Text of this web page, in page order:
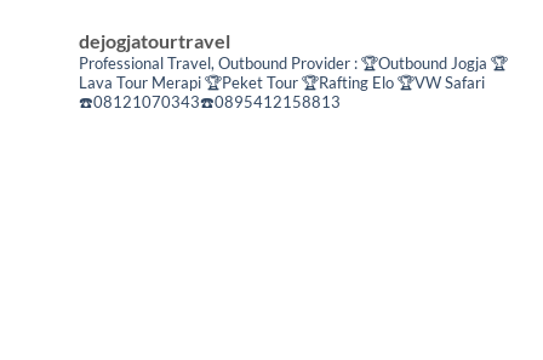
dejogjatourtravel
Professional Travel, Outbound Provider :🏆Outbound Jogja 🏆
Lava Tour Merapi🏆Peket Tour🏆Rafting Elo🏆VW Safari
☎️08121070343☎️0895412158813